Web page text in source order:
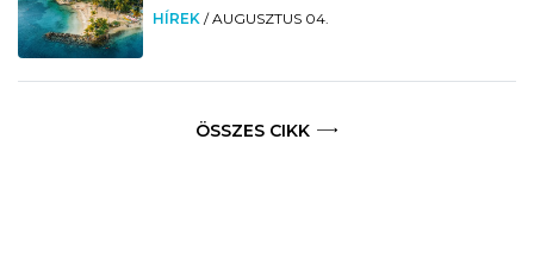
HÍREK /AUGUSZTUS 04.
ÖSSZES CIKK